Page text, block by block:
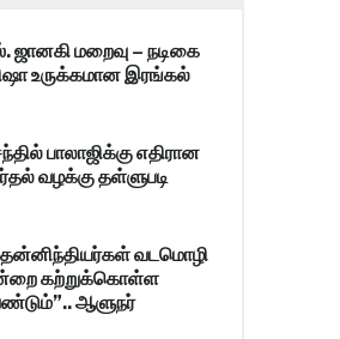
ஜானகி மறைவு – நடிகை
உருக்கமான இரங்கல்
பாலாஜிக்கு எதிரான
வழக்கு தள்ளுபடி
வடமொழி
கற்றுக்கொள்ள
ஆளுநர்